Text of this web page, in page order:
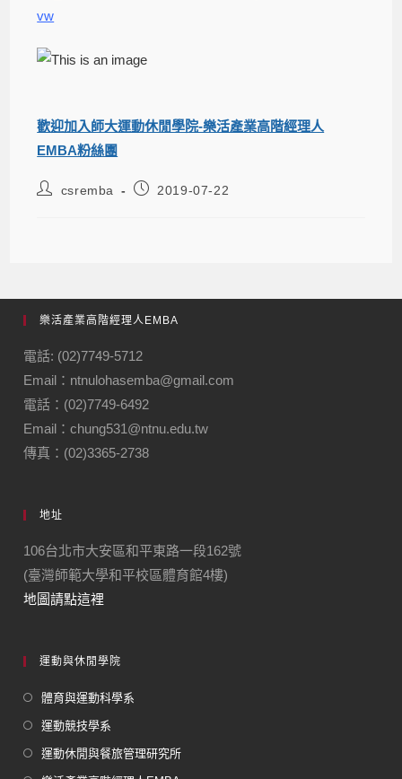
vw
歡迎加入師大運動休閒學院-樂活產業高階經理人
EMBA粉絲團
csremba 2019-07-22
樂活產業高階經理人EMBA
電話: (02)7749-5712
Email：ntnulohasemba@gmail.com
電話：(02)7749-6492
Email：chung531@ntnu.edu.tw
傳真：(02)3365-2738
地址
106台北市大安區和平東路一段162號
(臺灣師範大學和平校區體育館4樓)
地圖請點這裡
運動與休閒學院
體育與運動科學系
運動競技學系
運動休閒與餐旅管理研究所